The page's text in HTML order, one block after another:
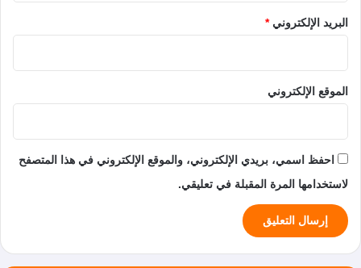
البريد الإلكتروني*
الموقع الإلكتروني
احفظ اسمي، بريدي الإلكتروني، والموقع الإلكتروني في هذا المتصفح
لاستخدامها المرة المقبلة في تعليقي.